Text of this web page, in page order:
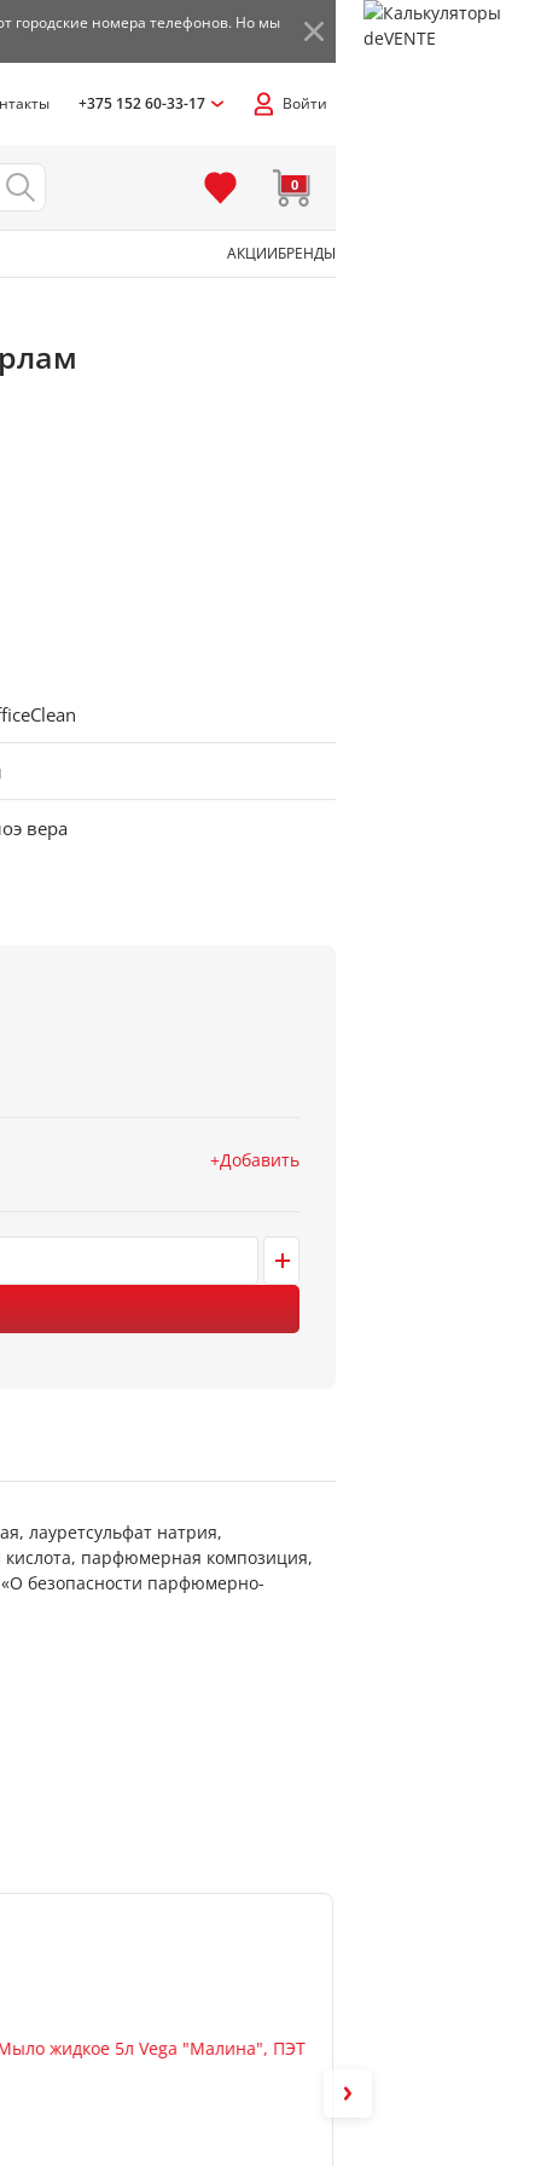
городские номера телефонов. Но мы
+375 152 60-33-17 Войти
0
АКЦИИБРЕНДЫ
вера
Добавить
лауретсульфат натрия,
парфюмерная композиция,
безопасности парфюмерно-